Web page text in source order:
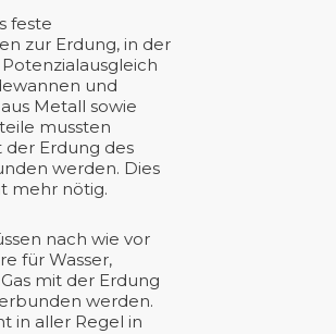
feste
zur Erdung, in der
und
Metall sowie
mussten
Erdung des
werden. Dies
mehr nötig.
nach wie vor
für Wasser,
mit der Erdung
werden.
in aller Regel in